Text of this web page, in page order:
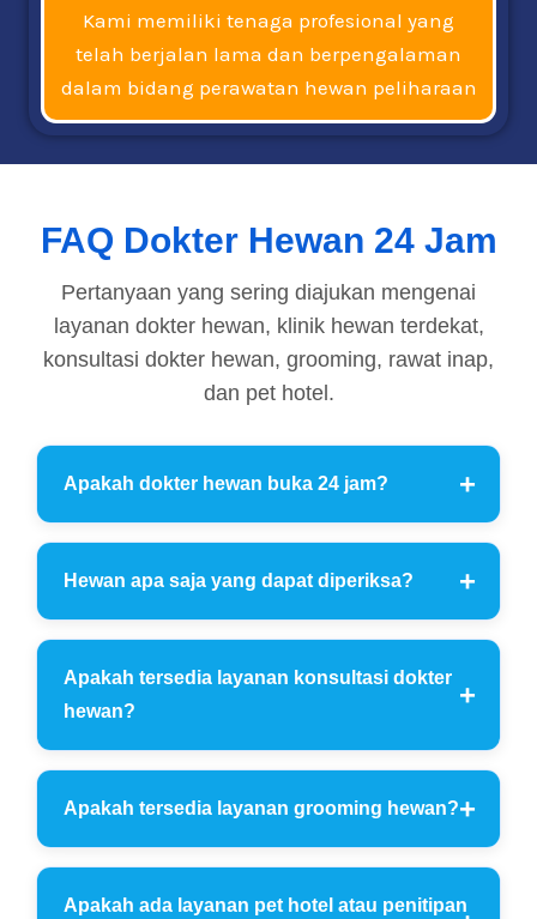
Kami memiliki tenaga profesional yang
telah berjalan lama dan berpengalaman
dalam bidang perawatan hewan peliharaan
FAQ Dokter Hewan 24 Jam
Pertanyaan yang sering diajukan mengenai
layanan dokter hewan, klinik hewan terdekat,
konsultasi dokter hewan, grooming, rawat inap,
dan pet hotel.
Apakah dokter hewan buka 24 jam?
Hewan apa saja yang dapat diperiksa?
Apakah tersedia layanan konsultasi dokter
hewan?
Apakah tersedia layanan grooming hewan?
Apakah ada layanan pet hotel atau penitipan